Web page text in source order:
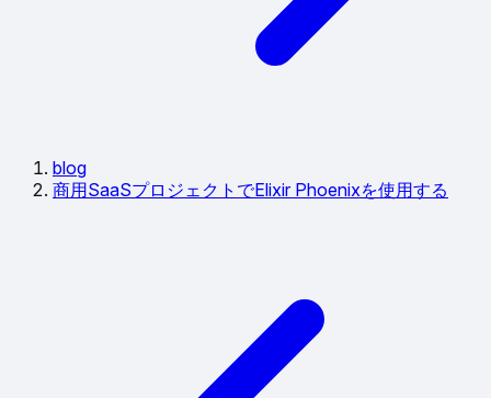
blog
商用SaaSプロジェクトでElixir Phoenixを使用する